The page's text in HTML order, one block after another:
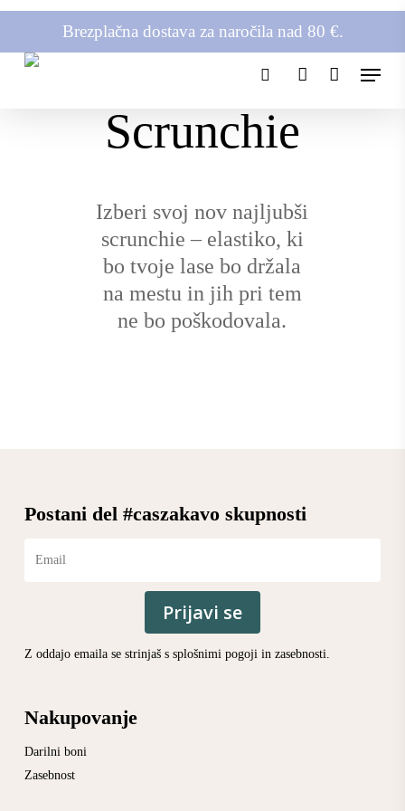
Skip
Brezplačna dostava za naročila nad 80 €.
search account
Menu
Scrunchie
Izberi svoj nov najljubši
scrunchie – elastiko, ki
bo tvoje lase bo držala
na mestu in jih pri tem
ne bo poškodovala.
Postani del #caszakavo skupnosti
Prijavi se
Z oddajo emaila se strinjaš s splošnimi pogojiinzasebnosti.
Nakupovanje
Darilni boni
Zasebnost